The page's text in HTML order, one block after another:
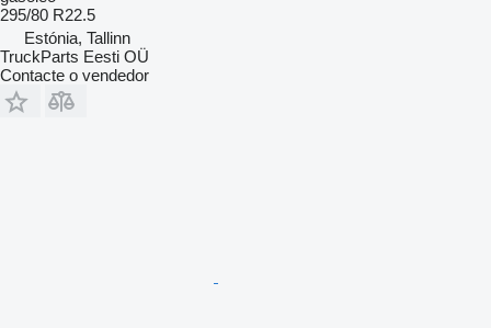
295/80 R22.5
Estónia, Tallinn
TruckParts Eesti OÜ
Contacte o vendedor